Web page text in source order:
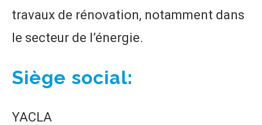
travaux de rénovation, notamment dans
le secteur de l’énergie.
Siège social:
YACLA